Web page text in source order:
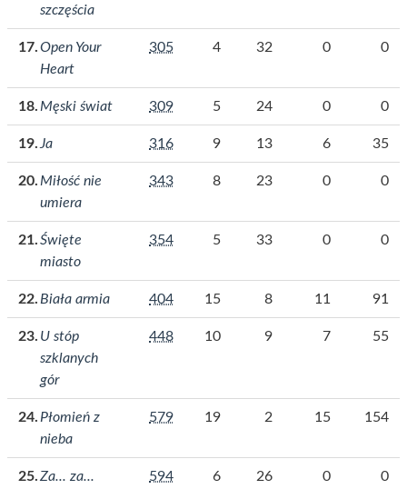
szczęścia
Open Your
Heart
305 4 32 0 0
Męski świat 309 5 24 0 0
Ja 316 9 13 6 35
Miłość nie
umiera
343 8 23 0 0
Święte
miasto
354 5 33 0 0
Biała armia 404 15 8 11 91
U stóp
szklanych
gór
448 10 9 7 55
Płomień z
nieba
579 19 2 15 154
Za... za...
594 6 26 0 0